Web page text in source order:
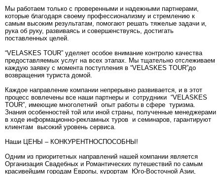
Мы работаем только с проверенными и надежными партнерами,
которые благодаря своему профессионализму и стремлению к
самым высоким результатам, помогают решать тяжелые задачи и,
рука об руку, развиваясь и совершенствуясь, достигать
поставленных целей.
“VELASKES TOUR” уделяет особое внимание контролю качества
предоставляемых услуг на всех этапах. Мы тщательно отслеживаем
каждую заявку с момента поступления в “VELASKES TOUR”до
возвращения туриста домой.
Каждое направление компании непрерывно развивается, и в этот
процесс вовлечены все наши партнеры и сотрудники “VELASKES
TOUR”, имеющие многолетний опыт работы в сфере туризма.
Знания особенностей той или иной страны, полученные менеджерами
в ходе информационно-рекламных туров и семинаров, гарантируют
клиентам высокий уровень сервиса.
Наши ЦЕНЫ – КОНКУРЕНТНОСПОСОБНЫ!
Одним из приоритетных направлений нашей компании является
Организация Свадебных и Романтических путешествий по самым
красивейшим городам Европы, курортам Юго-Восточной Азии,